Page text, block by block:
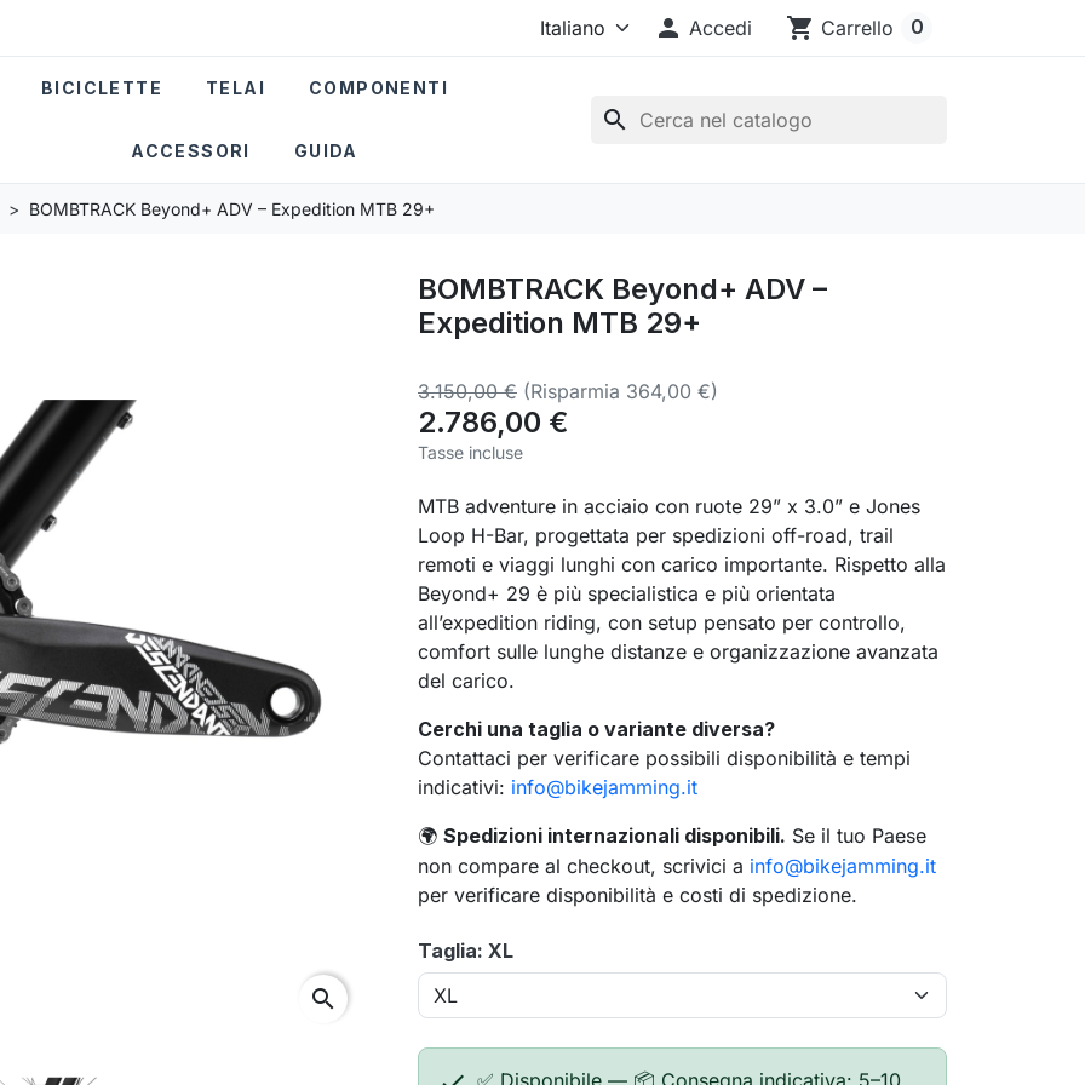
 Accedi shopping_cart Carrello 0
search
BICICLETTE TELAI COMPONENTI
ACCESSORI GUIDA
BOMBTRACK Beyond+ ADV – Expedition MTB 29+
BOMBTRACK Beyond+ ADV –
Expedition MTB 29+
3.150,00 € (Risparmia 364,00 €)
2.786,00 €
Tasse incluse
MTB adventure in acciaio con ruote 29” x 3.0” e Jones
Loop H-Bar, progettata per spedizioni off-road, trail
remoti e viaggi lunghi con carico importante. Rispetto alla
Beyond+ 29 è più specialistica e più orientata
all’expedition riding, con setup pensato per controllo,
comfort sulle lunghe distanze e organizzazione avanzata
del carico.
Cerchi una taglia o variante diversa?
Contattaci per verificare possibili disponibilità e tempi
indicativi: info@bikejamming.it
🌍 Spedizioni internazionali disponibili. Se il tuo Paese
non compare al checkout, scrivici a info@bikejamming.it
per verificare disponibilità e costi di spedizione.
Taglia: XL
✅ Disponibile — 📦 Consegna indicativa: 5–10